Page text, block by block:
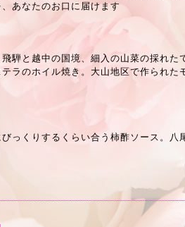
あなたのお口に届けます
飛騨と越中の国境、細入の山菜の採れた
ラのホイル焼き。 大山地区で作られた
っくりするくらい合う柿酢ソース。八